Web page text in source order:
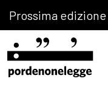
Prossima edizione